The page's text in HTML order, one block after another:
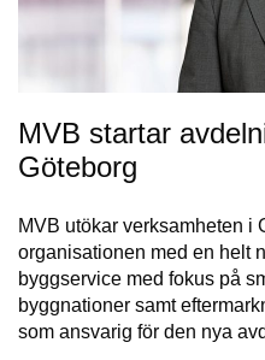
MVB startar
Göteborg
MVB utökar verksamheten i
organisationen med en helt
byggservice med fokus på
byggnationer samt
som ansvarig för den nya